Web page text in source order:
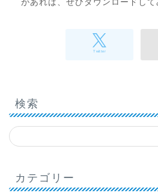
があれば、ぜひダウンロードして
検索
カテゴリー